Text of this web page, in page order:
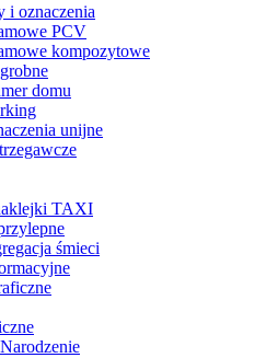
i oznaczenia
PCV
kompozytowe
domu
unijne
TAXI
śmieci